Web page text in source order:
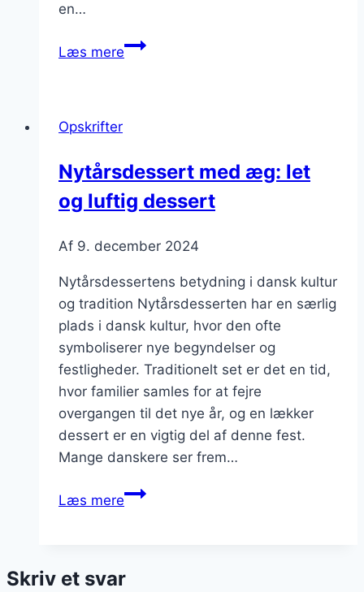
en…
Læs mereNytårsdessert
Opskrifter
Nytårsdessert med æg: let
og luftig dessert
Af 9. december 2024
Nytårsdessertens betydning i dansk kultur
og tradition Nytårsdesserten har en særlig
plads i dansk kultur, hvor den ofte
symboliserer nye begyndelser og
festligheder. Traditionelt set er det en tid,
hvor familier samles for at fejre
overgangen til det nye år, og en lækker
dessert er en vigtig del af denne fest.
Mange danskere ser frem…
Læs mereNytårsdessert
og
Skriv et svar